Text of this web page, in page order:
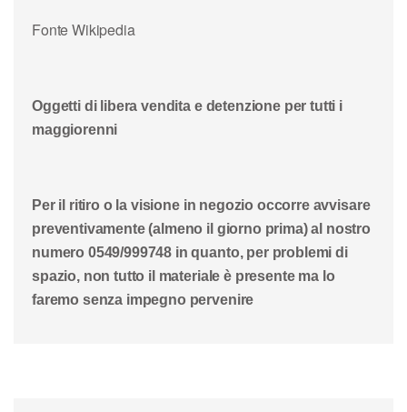
Fonte Wikipedia
Oggetti di libera vendita e detenzione per tutti i
maggiorenni
Per il ritiro o la visione in negozio occorre avvisare
preventivamente (almeno il giorno prima) al nostro
numero 0549/999748 in quanto, per problemi di
spazio, non tutto il materiale è presente ma lo
faremo senza impegno pervenire